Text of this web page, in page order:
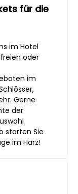
für die
im Hotel
oder
im
Gerne
der
starten Sie
im Harz!